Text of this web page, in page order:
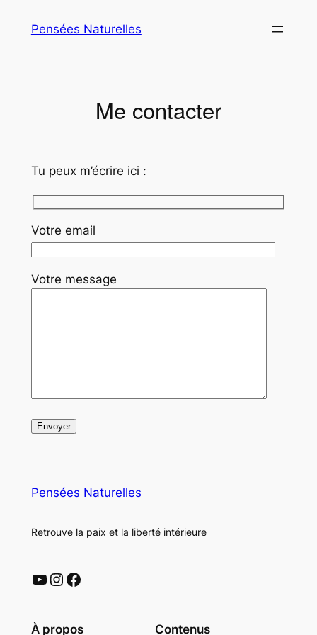
Pensées Naturelles
Me contacter
Tu peux m’écrire ici :
Votre email
Votre message
Pensées Naturelles
Retrouve la paix et la liberté intérieure
YouTube Instagram Facebook
À propos Contenus